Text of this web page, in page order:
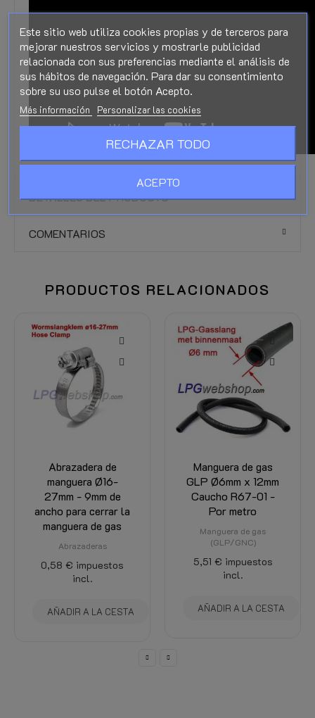
DETALLES DEL PRODUCTO
COMENTARIOS
PRODUCTOS RELACIONADOS
Abrazadera de
manguera Ø16-
27mm - 9mm de
ancho para cerrar la
manguera de gas
Abrazaderas
0,58 € impuestos
incl.
AÑADIR A LA CESTA
Manguera de gas
GLP Ø6mm x 12mm
Caucho R67-01 -
Por metro
Manguera de gas
(GLP/GNC)
5,51 € impuestos
incl.
AÑADIR A LA CESTA
Este sitio web utiliza cookies propias y de terceros para
mejorar nuestros servicios y mostrarle publicidad
relacionada con sus preferencias mediante el análisis de
sus hábitos de navegación. Para dar su consentimiento
sobre su uso pulse el botón Acepto.
Más información Personalizar las cookies
RECHAZAR TODO
ACEPTO